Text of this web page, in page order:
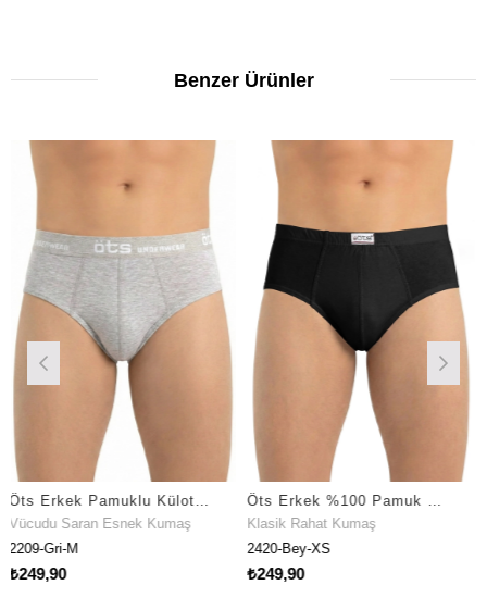
Benzer Ürünler
Öts Erkek Pamuklu Külot Lastik Detaylı Ergonomik Tasarım (2209)
Kumaş
Öts Erkek %100 Pamuk Külot Süprem Nefes Alan Doku (2420)
Klasik Rahat Kumaş
Klasik Rahat